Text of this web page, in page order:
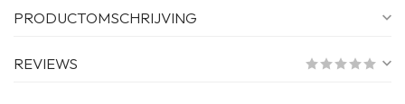
PRODUCTOMSCHRIJVING
REVIEWS